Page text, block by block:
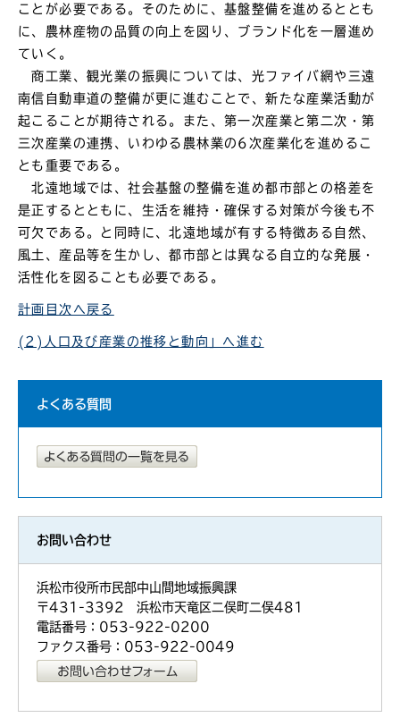
ことが必要である。そのために、基盤整備を進めるととも
に、農林産物の品質の向上を図り、ブランド化を一層進め
ていく。
商工業、観光業の振興については、光ファイバ網や三遠
南信自動車道の整備が更に進むことで、新たな産業活動が
起こることが期待される。また、第一次産業と第二次・第
三次産業の連携、いわゆる農林業の6次産業化を進めるこ
とも重要である。
北遠地域では、社会基盤の整備を進め都市部との格差を
是正するとともに、生活を維持・確保する対策が今後も不
可欠である。と同時に、北遠地域が有する特徴ある自然、
風土、産品等を生かし、都市部とは異なる自立的な発展・
活性化を図ることも必要である。
計画目次へ戻る
(2)人口及び産業の推移と動向」へ進む
よくある質問
お問い合わせ
浜松市役所市民部中山間地域振興課
〒431-3392 浜松市天竜区二俣町二俣481
電話番号：053-922-0200
ファクス番号：053-922-0049